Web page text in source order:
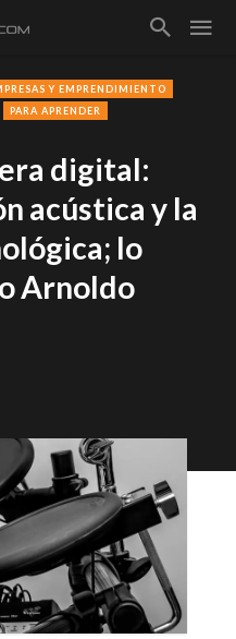
Y EMPRENDIMIENTO
PARA APRENDER
digital:
acústica y la
lo
Arnoldo